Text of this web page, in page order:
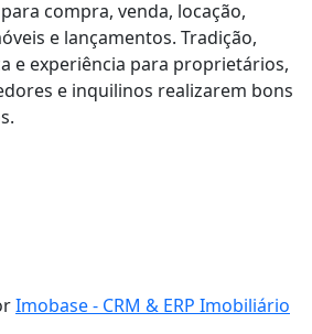
compra, venda, locação,
e lançamentos. Tradição,
e experiência para proprietários,
e inquilinos realizarem bons
Imobase - CRM & ERP Imobiliário